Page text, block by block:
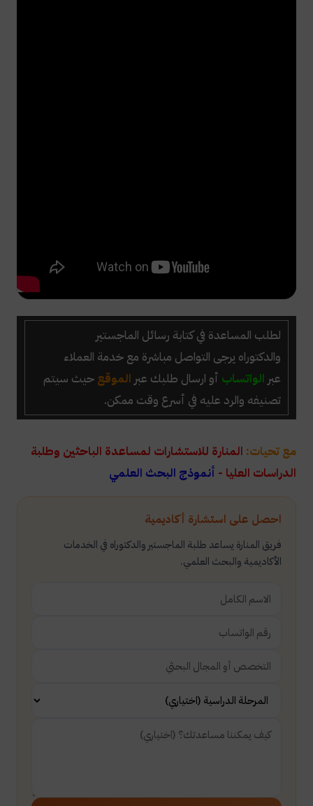
احصل على استشارة أكاديمية
فريق المنارة يساعد طلبة الماجستير والدكتوراه في الخدمات
الأكاديمية والبحث العلمي.
لطلب المساعدة في كتابة رسائل الماجستير
والدكتوراه يرجى التواصل مباشرة مع خدمة العملاء
عبر الواتساب أو ارسال طلبك عبر الموقع حيث سيتم
تصنيفه والرد عليه في أسرع وقت ممكن.
مع تحيات: المنارة للاستشارات لمساعدة الباحثين وطلبة
الدراسات العليا - أنموذج البحث العلمي